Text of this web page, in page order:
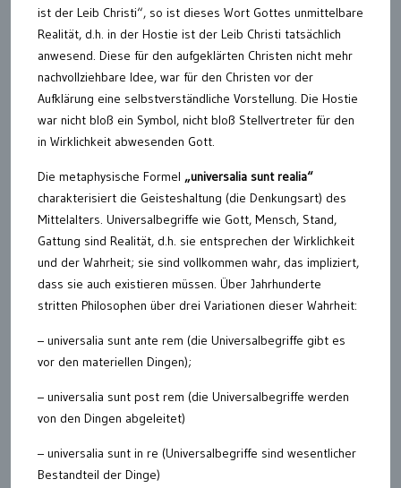
ist der Leib Christi“, so ist dieses Wort Gottes unmittelbare
Realität, d.h. in der Hostie ist der Leib Christi tatsächlich
anwesend. Diese für den aufgeklärten Christen nicht mehr
nachvollziehbare Idee, war für den Christen vor der
Aufklärung eine selbstverständliche Vorstellung. Die Hostie
war nicht bloß ein Symbol, nicht bloß Stellvertreter für den
in Wirklichkeit abwesenden Gott.
Die metaphysische Formel „universalia sunt realia“
charakterisiert die Geisteshaltung (die Denkungsart) des
Mittelalters. Universalbegriffe wie Gott, Mensch, Stand,
Gattung sind Realität, d.h. sie entsprechen der Wirklichkeit
und der Wahrheit; sie sind vollkommen wahr, das impliziert,
dass sie auch existieren müssen. Über Jahrhunderte
stritten Philosophen über drei Variationen dieser Wahrheit:
– universalia sunt ante rem (die Universalbegriffe gibt es
vor den materiellen Dingen);
– universalia sunt post rem (die Universalbegriffe werden
von den Dingen abgeleitet)
– universalia sunt in re (Universalbegriffe sind wesentlicher
Bestandteil der Dinge)